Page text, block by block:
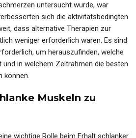
untersucht wurde, war
sich die aktivitätsbedingten
dass alternative Therapien zur
weniger erforderlich waren. Es sind
um herauszufinden, welche
in welchem Zeitrahmen die besten
können.
Muskeln zu
wichtige Rolle beim Erhalt schlanker